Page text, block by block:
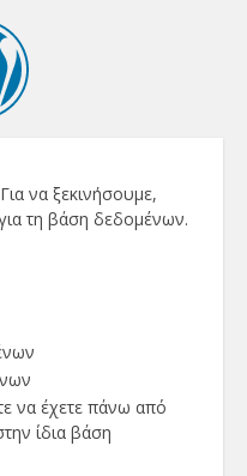
να ξεκινήσουμε,
τη βάση δεδομένων.
να έχετε πάνω από
ίδια βάση